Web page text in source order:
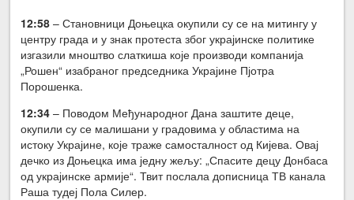
12:58 – Становници Доњецка окупили су се на митингу у
центру града и у знак протеста због украјинске политике
изгазили мноштво слаткиша које производи компанија
„Рошен“ изабраног председника Украјине Пјотра
Порошенка.
12:34 – Поводом Међународног Дана заштите деце,
окупили су се малишани у градовима у областима на
истоку Украјине, које траже самосталност од Кијева. Овај
дечко из Доњецка има једну жељу: „Спасите децу Донбаса
од украјинске армије“. Твит послала дописница ТВ канала
Раша тудеј Пола Силер.